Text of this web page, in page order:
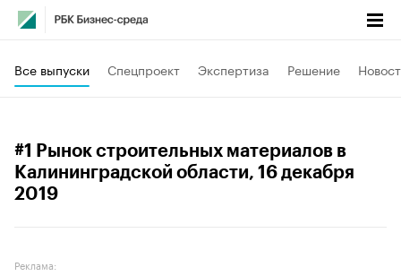
Все выпуски Спецпроект Экспертиза Решение
#1 Рынок строительных материалов в
Калининградской области, 16 декабря
2019
Реклама: